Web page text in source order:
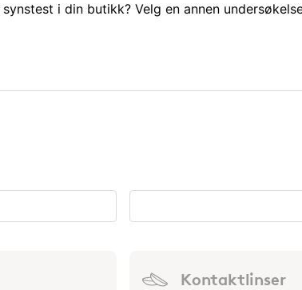
i din butikk? Velg en annen
Kontaktlinser